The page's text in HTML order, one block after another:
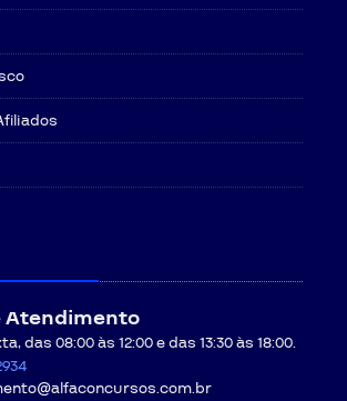
Atendimento
das 08:00 às 12:00 e das 13:30 às 18:00.